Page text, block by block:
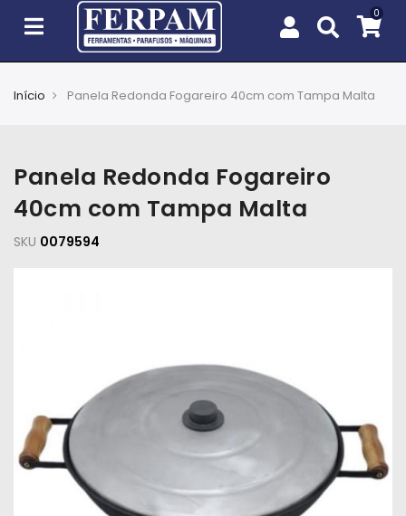
e
Jardim
EPIs
Máquinas
Iluminação
Materiais
Início Panela Redonda Fogareiro 40cm com Tampa Malta
Panela Redonda Fogareiro
40cm com Tampa Malta
SKU 0079594